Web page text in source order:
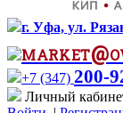
г. Уфа, ул.
+7 (347) 200-
Личный